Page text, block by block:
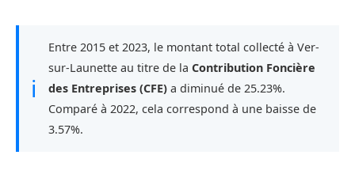
ℹ
Entre 2015 et 2023, le montant total collecté à Ver-
sur-Launette au titre de la Contribution Foncière
des Entreprises (CFE) a diminué de 25.23%.
Comparé à 2022, cela correspond à une baisse de
3.57%.